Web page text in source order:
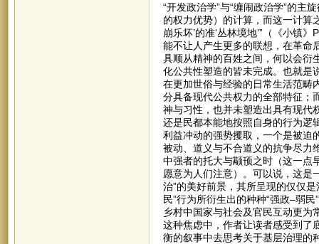
“开发政治学”与“缠闹政治学”的主
的权力优势）的计算，而这一计算
崩乐坏’的准‘丛林境地’”（《小镇
能不让人产生更多的联想，在革命
具顺从精神的百姓之间，何以会衍
化公共性塑造的皆未完成。也就是
在更加世俗与经验的日常生活范畴
分具备现代公共权力的全部特征；
神与习性，也并未塑造出具有现代
还是民都本能地按照自身的行为逻
利益冲动的强势攫取，一个是被迫
被动、道义与不合道义的抗争尽力
中强者的托大与颟顸之时（这一点
愿意为人们注意）。可以说，这是
治”的美好前景，其所呈现的仅仅
民”行为所衍生出的种种“强政–弱民
乡村中国家与社会及官民互动更为
这种焦虑中，作者让读者感受到了
衡的叙事中去思考关于基层治理的